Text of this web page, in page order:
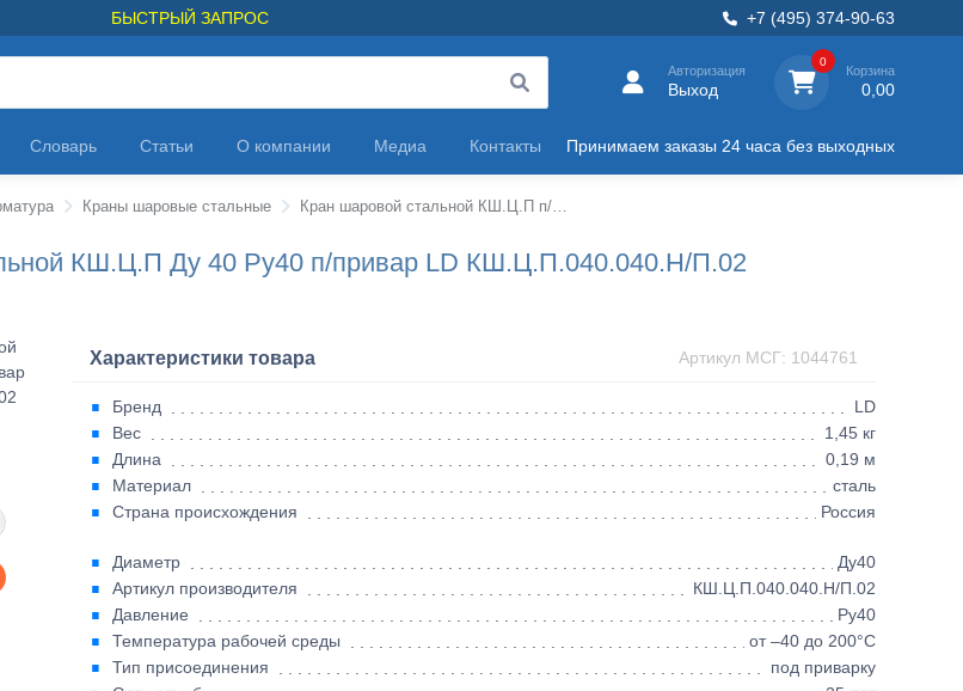
БЫСТРЫЙ ЗАПРОС +7 (495) 374-90-63
Авторизация
Выход
0
Корзина
0,00
Словарь Статьи О компании Медиа Контакты Принимаем заказы 24 часа без выходных
Краны шаровые стальные Кран шаровой стальной КШ.Ц.П п/привар LD
КШ.Ц.П Ду 40 Ру40 п/привар LD КШ.Ц.П.040.040.Н/П.02
Характеристики товара Артикул МСГ: 1044761
Бренд
LD
Вес
1,45 кг
Длина
0,19 м
Материал
сталь
Страна происхождения
Россия
Диаметр
Ду40
Артикул производителя
КШ.Ц.П.040.040.Н/П.02
Давление
Ру40
Температура рабочей среды
от –40 до 200°C
Тип присоединения
под приварку